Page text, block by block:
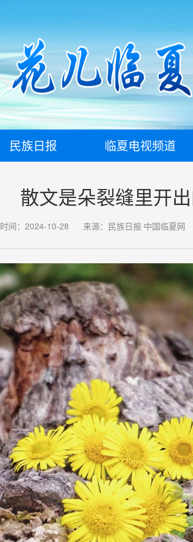
民族日报 临夏电视频道
散文是朵裂缝里开
时间：2024-10-28 来源：民族日报·中国临夏网